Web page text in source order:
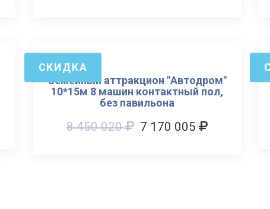
Семейный аттракцион "Автодром"
10*15м 8 машин контактный пол,
без павильона
8 450 020 7 170 005
СКИДКА